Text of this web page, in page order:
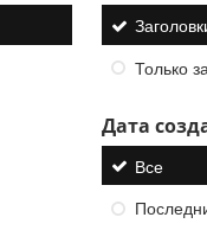
Только
Дата
Все